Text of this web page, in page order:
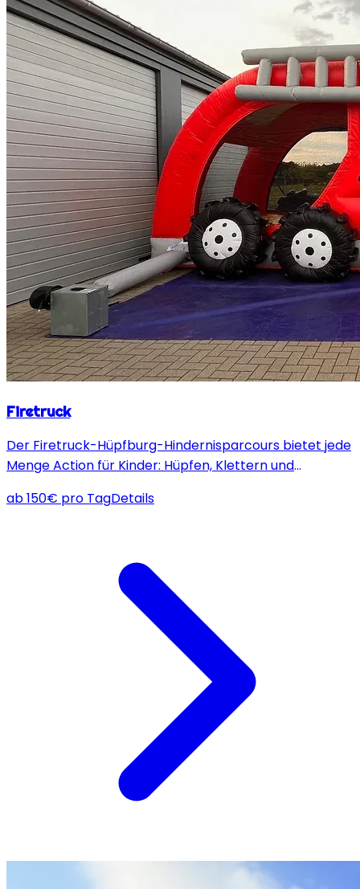
Firetruck
Der Firetruck-Hüpfburg-Hindernisparcours bietet jede
Menge Action für Kinder: Hüpfen, Klettern und
Perfekt für Vereinsfeste und große Events, bei denen
ab150€ pro TagDetails